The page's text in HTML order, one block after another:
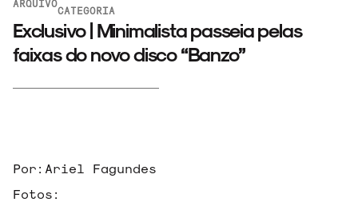
ARQUIVO
CATEGORIA
Exclusivo | Minimalista passeia pelas
faixas do novo disco “Banzo”
Por: Ariel Fagundes
Fotos: